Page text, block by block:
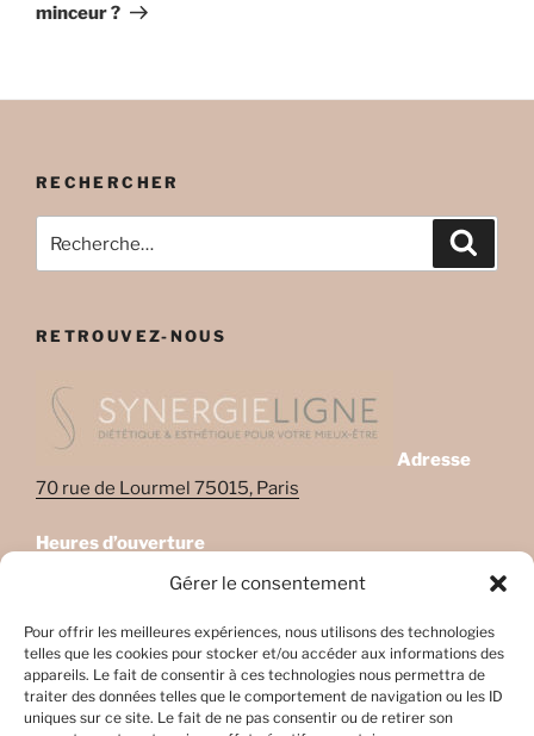
Gérer le consentement
Pour offrir les meilleures expériences, nous utilisons des technologies
telles que les cookies pour stocker et/ou accéder aux informations des
appareils. Le fait de consentir à ces technologies nous permettra de
traiter des données telles que le comportement de navigation ou les ID
uniques sur ce site. Le fait de ne pas consentir ou de retirer son
minceur ?
RECHERCHER
pour
RETROUVEZ-NOUS
Adresse
70 rue de Lourmel 75015, Paris
Heures d’ouverture
Lundi: 08:45–22:00
Mercredi: Fermé
Jeudi: 08:45-17h45
Vendredi: 08:45-17h45
Samedi: Fermé